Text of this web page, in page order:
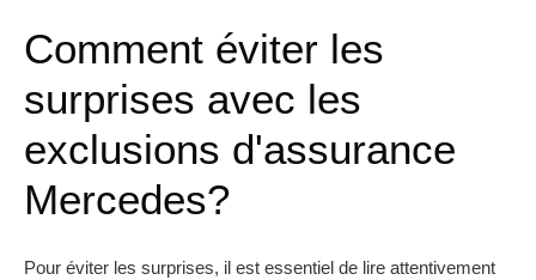
Comment éviter les
surprises avec les
exclusions d'assurance
Mercedes?
Pour éviter les surprises, il est essentiel de lire attentivement